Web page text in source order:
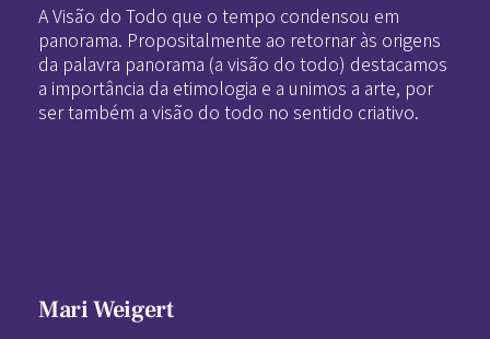
A Visão do Todo que o tempo condensou em
panorama. Propositalmente ao retornar às origens
da palavra panorama (a visão do todo) destacamos
a importância da etimologia e a unimos a arte, por
ser também a visão do todo no sentido criativo.
Mari Weigert